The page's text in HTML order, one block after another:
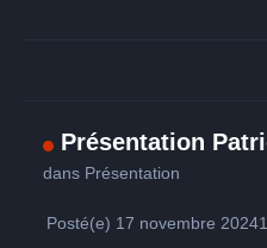
Présentation
dans Présentation
Posté(e) 17 novembre 2024